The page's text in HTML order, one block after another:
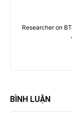
Researcher on
BÌNH LUẬN